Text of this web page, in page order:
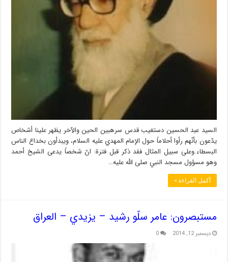
السيد عبد الحسين دستغيب قدس سرهبين الحين والآخر يظهر علينا أشخاص
يدّعون بأنّهم رأوا أحلاماً حول الإمام المهدي عليه السلام، ويبدأون بخداع الناس
البسطاء.وعلى سبيل المثال فقد ذكر قبل فترة: انّ شخصاً يدعى الشيخ أحمد
وهو مسؤول مسجد النبي صلى الله عليه…
أكمل القراءة »
مستبصرون: عامر سلّو رشيد – يزيدي – العراق
ديسمبر 12, 2014 0